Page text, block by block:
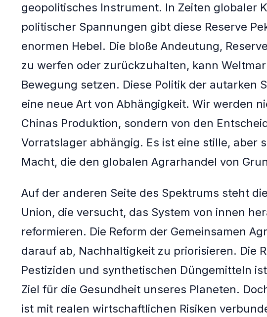
geopolitisches Instrument. In Zeiten globaler
politischer Spannungen gibt diese Reserve
enormen Hebel. Die bloße Andeutung,
zu werfen oder zurückzuhalten, kann
Bewegung setzen. Diese Politik der autarken
eine neue Art von Abhängigkeit. Wir werden
Chinas Produktion, sondern von den
Vorratslager abhängig. Es ist eine stille, aber
Macht, die den globalen Agrarhandel von
Auf der anderen Seite des Spektrums steht
Union, die versucht, das System von innen
reformieren. Die Reform der Gemeinsamen
darauf ab, Nachhaltigkeit zu priorisieren. Die
Pestiziden und synthetischen Düngemitteln
Ziel für die Gesundheit unseres Planeten.
ist mit realen wirtschaftlichen Risiken